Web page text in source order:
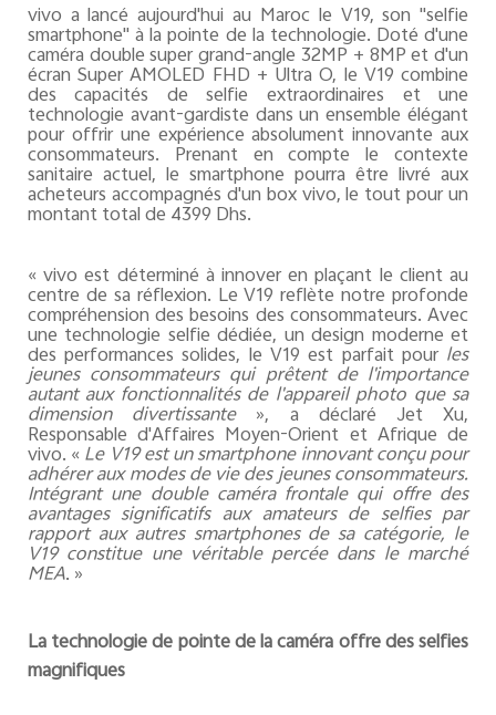
vivo a lancé aujourd'hui au Maroc le V19, son "selfie
smartphone" à la pointe de la technologie. Doté d'une
caméra double super grand-angle 32MP + 8MP et d'un
écran Super AMOLED FHD + Ultra O, le V19 combine
des capacités de selfie extraordinaires et une
technologie avant-gardiste dans un ensemble élégant
pour offrir une expérience absolument innovante aux
consommateurs. Prenant en compte le contexte
sanitaire actuel, le smartphone pourra être livré aux
acheteurs accompagnés d'un box vivo, le tout pour un
montant total de 4399 Dhs.
« vivo est déterminé à innover en plaçant le client au
centre de sa réflexion. Le V19 reflète notre profonde
compréhension des besoins des consommateurs. Avec
une technologie selfie dédiée, un design moderne et
des performances solides, le V19 est parfait pourles
jeunes consommateurs qui prêtent de l'importance
autant aux fonctionnalités de l'appareil photo que sa
dimension divertissante», a déclaré Jet Xu,
Responsable d'Affaires Moyen-Orient et Afrique de
vivo. « Le V19 est un smartphone innovant conçu pour
adhérer aux modes de vie des jeunes consommateurs.
Intégrant une double caméra frontale qui offre des
avantages significatifs aux amateurs de selfies par
rapport aux autres smartphones de sa catégorie, le
V19 constitue une véritable percée dans le marché
MEA. »
La technologie de pointe de la caméra offre des selfies
magnifiques